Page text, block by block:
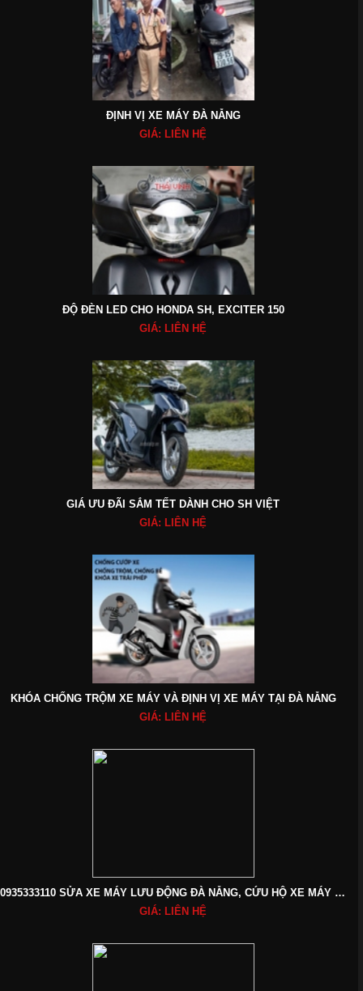
ĐỊNH VỊ XE MÁY ĐÀ NẴNG
GIÁ: LIÊN HỆ
ĐỘ ĐÈN LED CHO HONDA SH, EXCITER 150
GIÁ: LIÊN HỆ
GIÁ ƯU ĐÃI SẮM TẾT DÀNH CHO SH VIỆT
GIÁ: LIÊN HỆ
KHÓA CHỐNG TRỘM XE MÁY VÀ ĐỊNH VỊ XE MÁY TẠI ĐÀ NẴNG
GIÁ: LIÊN HỆ
0935333110 SỬA XE MÁY LƯU ĐỘNG ĐÀ NẴNG, CỨU HỘ XE MÁY TẬN NƠI
GIÁ: LIÊN HỆ